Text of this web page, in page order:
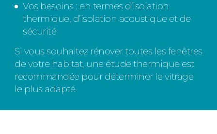
Vos besoins : en termes d’isolation
thermique, d’isolation acoustique et de
sécurité
Si vous souhaitez rénover toutes les fenêtres
de votre habitat, une étude thermique est
recommandée pour déterminer le vitrage
le plus adapté.